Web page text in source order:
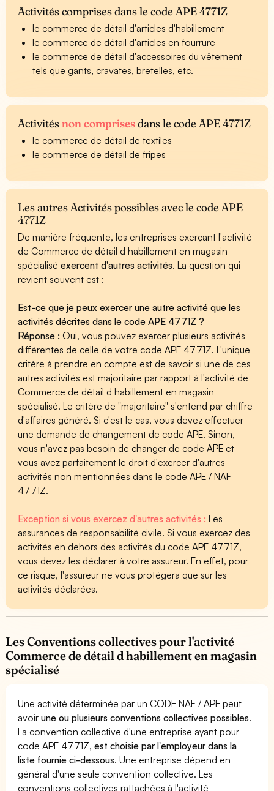
Activités comprises dans le code APE 4771Z
le commerce de détail d'articles d'habillement
le commerce de détail d'articles en fourrure
le commerce de détail d'accessoires du vêtement
tels que gants, cravates, bretelles, etc.
Activitésnon comprisesdans le code APE 4771Z
le commerce de détail de textiles
le commerce de détail de fripes
Les autres Activités possibles avec le code APE
4771Z
De manière fréquente, les entreprises exerçant l'activité
de Commerce de détail d habillement en magasin
spécialiséexercent d'autres activités. La question qui
revient souvent est :
Est-ce que je peux exercer une autre activité que les
activités décrites dans le code APE 4771Z ?
Réponse :Oui, vous pouvez exercer plusieurs activités
différentes de celle de votre code APE 4771Z. L'unique
critère à prendre en compte est de savoir si une de ces
autres activités est majoritaire par rapport à l'activité de
Commerce de détail d habillement en magasin
spécialisé. Le critère de "majoritaire" s'entend par chiffre
d'affaires généré. Si c'est le cas, vous devez effectuer
une demande de changement de code APE. Sinon,
vous n'avez pas besoin de changer de code APE et
vous avez parfaitement le droit d'exercer d'autres
activités non mentionnées dans le code APE / NAF
4771Z.
Exception si vous exercez d'autres activités :Les
assurances de responsabilité civile. Si vous exercez des
activités en dehors des activités du code APE 4771Z,
vous devez les déclarer à votre assureur. En effet, pour
ce risque, l'assureur ne vous protégera que sur les
activités déclarées.
Les Conventions collectives pour l'activité
Commerce de détail d habillement en magasin
spécialisé
Une activité déterminée par un CODE NAF / APE peut
avoirune ou plusieurs conventions collectives possibles.
La convention collective d'une entreprise ayant pour
code APE 4771Z,est choisie par l'employeur dans la
liste fournie ci-dessous. Une entreprise dépend en
général d'une seule convention collective. Les
conventions collectives rattachées à l'activité